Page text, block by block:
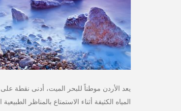
يعد الأردن موطناً للبحر الميت، أدنى نقطة
المياه الكثيفة أثناء الاستمتاع بالمناظر